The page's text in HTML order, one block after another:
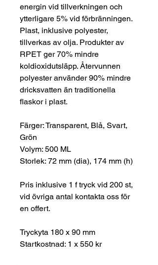
energin vid tillverkningen och
ytterligare 5% vid förbränningen.
Plast, inklusive polyester,
tillverkas av olja. Produkter av
RPET ger 70% mindre
koldioxidutsläpp. Återvunnen
polyester använder 90% mindre
dricksvatten än traditionella
flaskor i plast.
Färger: Transparent, Blå, Svart,
Grön
Volym: 500 ML
Storlek: 72 mm (dia), 174 mm (h)
Pris inklusive 1 f tryck vid 200 st,
vid övriga antal kontakta oss för
en offert.
Tryckyta 180 x 90 mm
Startkostnad: 1 x 550 kr